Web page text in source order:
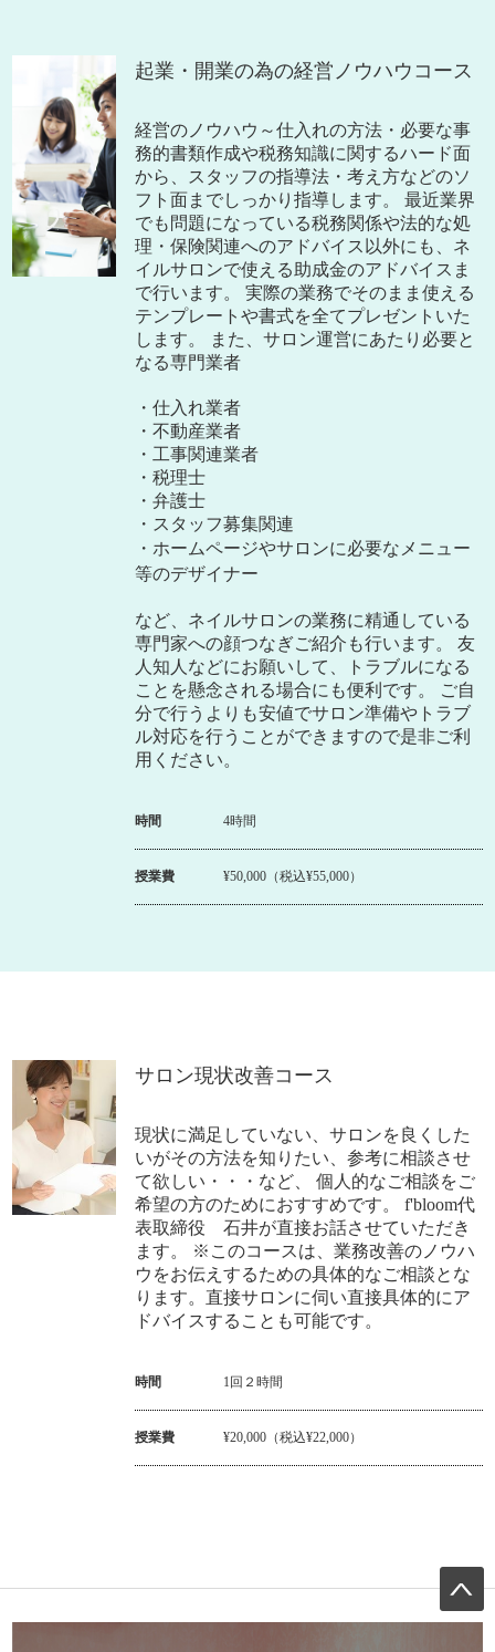
起業・開業の為の経営ノウハウコース
経営のノウハウ～仕入れの方法・必要な事
務的書類作成や税務知識に関するハード面
から、スタッフの指導法・考え方などのソ
フト面までしっかり指導します。 最近業界
でも問題になっている税務関係や法的な処
理・保険関連へのアドバイス以外にも、ネ
イルサロンで使える助成金のアドバイスま
で行います。 実際の業務でそのまま使える
テンプレートや書式を全てプレゼントいた
します。 また、サロン運営にあたり必要と
なる専門業者
・仕入れ業者
・不動産業者
・工事関連業者
・税理士
・弁護士
・スタッフ募集関連
・ホームページやサロンに必要なメニュー
等のデザイナー
など、ネイルサロンの業務に精通している
専門家への顔つなぎご紹介も行います。 友
人知人などにお願いして、トラブルになる
ことを懸念される場合にも便利です。 ご自
分で行うよりも安値でサロン準備やトラブ
ル対応を行うことができますので是非ご利
用ください。
時間 4時間
授業費 ¥50,000（税込¥55,000）
サロン現状改善コース
現状に満足していない、サロンを良くした
いがその方法を知りたい、参考に相談させ
て欲しい・・・など、 個人的なご相談をご
希望の方のためにおすすめです。 f'bloom代
表取締役 石井が直接お話させていただき
ます。 ※このコースは、業務改善のノウハ
ウをお伝えするための具体的なご相談とな
ります。直接サロンに伺い直接具体的にア
ドバイスすることも可能です。
時間 1回２時間
授業費 ¥20,000（税込¥22,000）